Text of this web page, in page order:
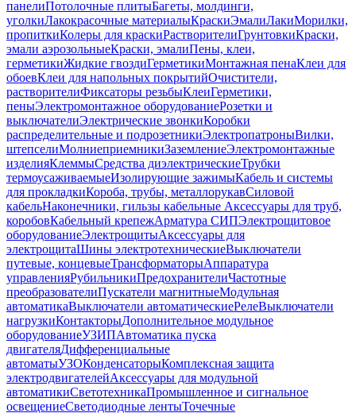
панелиПотолочные плитыБагеты, молдинги,
уголкиЛакокрасочные материалыКраскиЭмалиЛакиМорилки,
пропиткиКолеры для краскиРастворителиГрунтовкиКраски,
эмали аэрозольныеКраски, эмалиПены, клеи,
герметикиЖидкие гвоздиГерметикиМонтажная пенаКлеи для
обоевКлеи для напольных покрытийОчистители,
растворителиФиксаторы резьбыКлеиГерметики,
пеныЭлектромонтажное оборудованиеРозетки и
выключателиЭлектрические звонкиКоробки
распределительные и подрозетникиЭлектропатроныВилки,
штепселиМолниеприемникиЗаземлениеЭлектромонтажные
изделияКлеммыСредства диэлектрическиеТрубки
термоусаживаемыеИзолирующие зажимыКабель и системы
для прокладкиКороба, трубы, металлорукавСиловой
кабельНаконечники, гильзы кабельные Аксессуары для труб,
коробовКабельный крепежАрматура СИПЭлектрощитовое
оборудованиеЭлектрощитыАксессуары для
электрощитаШины электротехническиеВыключатели
путевые, концевыеТрансформаторыАппаратура
управленияРубильникиПредохранителиЧастотные
преобразователиПускатели магнитныеМодульная
автоматикаВыключатели автоматическиеРелеВыключатели
нагрузкиКонтакторыДополнительное модульное
оборудованиеУЗИПАвтоматика пуска
двигателяДифференциальные
автоматыУЗОКонденсаторыКомплексная защита
электродвигателейАксессуары для модульной
автоматикиСветотехникаПромышленное и сигнальное
освещениеСветодиодные лентыТочечные